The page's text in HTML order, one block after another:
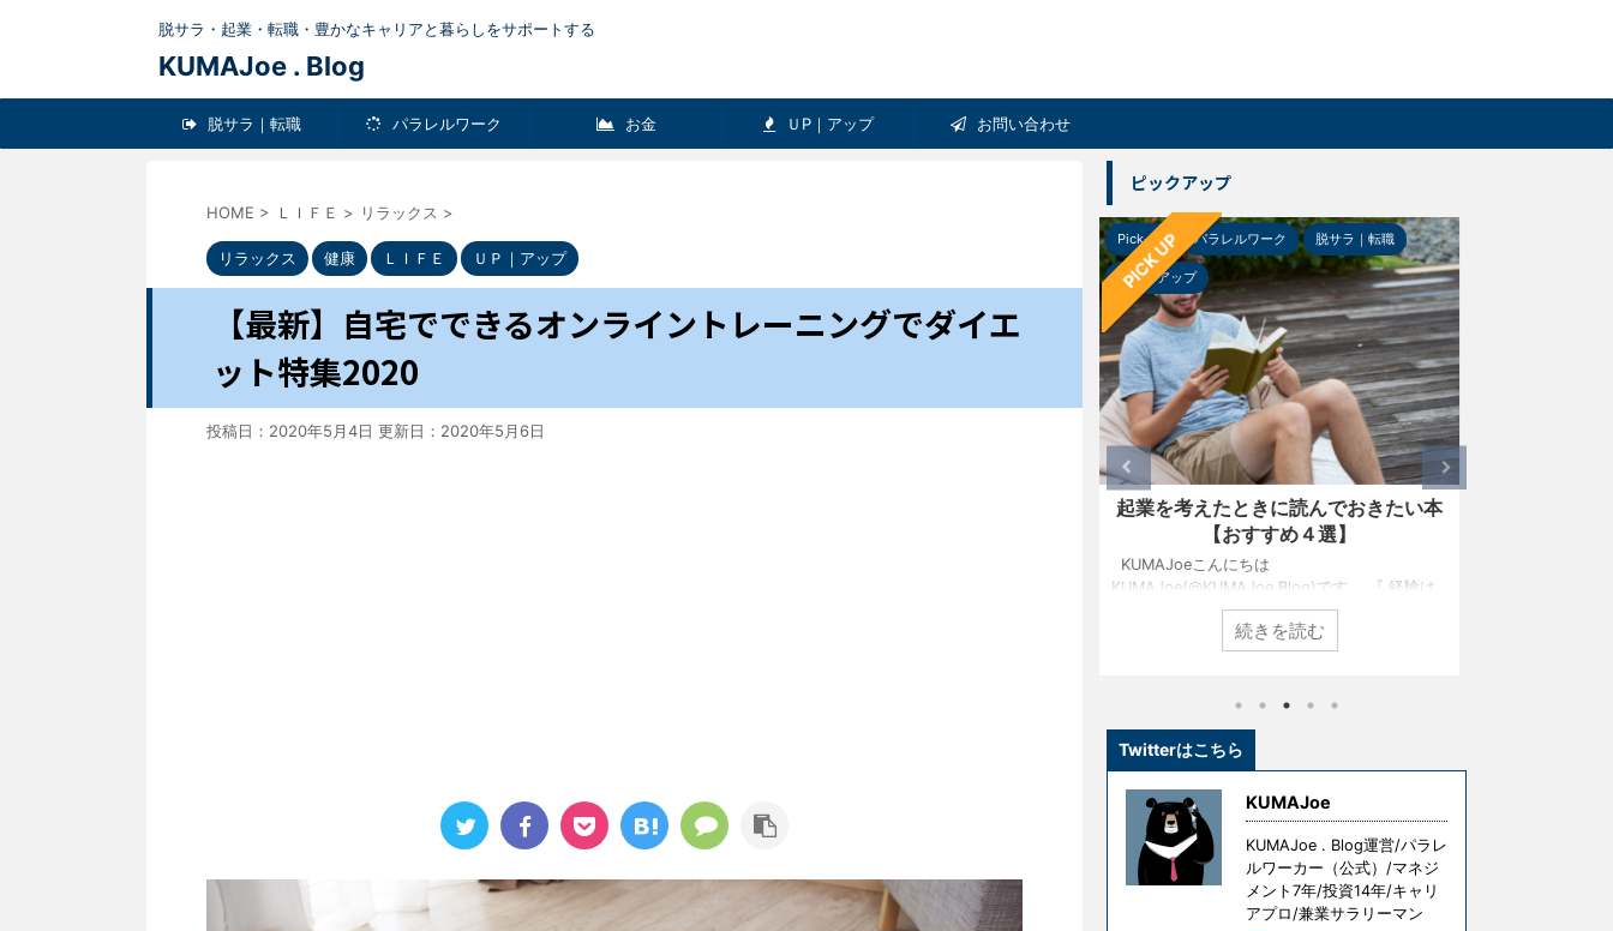
脱サラ・起業・転職・豊かなキャリアと暮らしをサポートする
KUMAJoe . Blog
脱サラ｜転職 パラレルワーク お金 ＵP｜アップ お問い合わせ
HOME > ＬＩＦＥ > リラックス >
リラックス 健康 ＬＩＦＥ ＵＰ｜アップ
【最新】自宅でできるオンライントレーニングでダイエ
ット特集2020
投稿日：2020年5月4日 更新日： 2020年5月6日
ピックアップ
PICK UP
Pick-up ガジェット リラックス
ＬＩＦＥ
トメリット①：耳をふさがないので周囲の ...
ありますが、無意味な ...
Pick-up ガジェット ＬＩＦＥ
【レビュー】グラスサウンドスピーカ
ー「LSPX-S2」を使ってみた
KUMAJoeこんにちは
KUMAJoe(@KUMAJoeBlog)です。 SONYから
発売されたグラスサウンドスピーカー（LSPX-
S2）をご存じでしょうか。 一般的な家電量販店
では展示もされていないところが多いため、見
しかし、実はこのグラスサウンドスピーカー、
で、知る人ぞ知るガジェットとして一部で有名
なのです。 たまには、音楽でも聴いて息抜き
を、、、ということで、今回このグラスサウン
ドスピーカーを試してみたので、その ...
続きを読む
Twitterはこちら
KUMAJoe
KUMAJoe . Blog運営/パラレ
ルワーカー（公式）/マネジ
メント7年/投資14年/キャリ
アプロ/兼業サラリーマン